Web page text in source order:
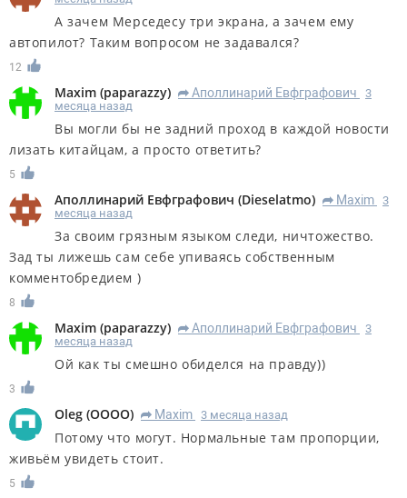
А зачем Мерседесу три экрана, а зачем ему
автопилот? Таким вопросом не задавался?
12
Maxim (paparazzy) R Аполлинарий Евфграфович
3
месяца назад
Вы могли бы не задний проход в каждой новости
лизать китайцам, а просто ответить?
5
Аполлинарий Евфграфович (Dieselatmo) R Maxim
3
месяца назад
За своим грязным языком следи, ничтожество.
Зад ты лижешь сам себе упиваясь собственным
комментобредием )
8
Maxim (paparazzy) R Аполлинарий Евфграфович
3
месяца назад
Ой как ты смешно обиделся на правду))
3
Oleg (OOOO) R Maxim 3 месяца назад
Потому что могут. Нормальные там пропорции,
живьём увидеть стоит.
5